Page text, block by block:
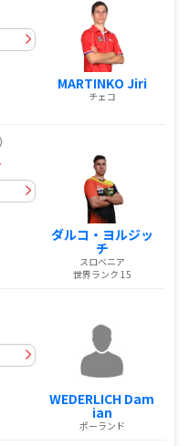
MARTINKO Jiri
チェコ
ダルコ・ヨルジッ
チ
スロベニア
世界ランク 15
WEDERLICH Dam
ian
ポーランド